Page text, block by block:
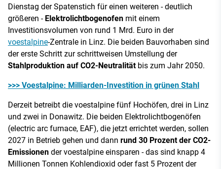
Dienstag der Spatenstich für einen weiteren - deutlich
größeren - Elektrolichtbogenofen mit einem
Investitionsvolumen von rund 1 Mrd. Euro in der
voestalpine-Zentrale in Linz. Die beiden Bauvorhaben sind
der erste Schritt zur schrittweisen Umstellung der
Stahlproduktion auf CO2-Neutralitätbis zum Jahr 2050.
>>> Voestalpine: Milliarden-Investition in grünen Stahl
Derzeit betreibt die voestalpine fünf Hochöfen, drei in Linz
und zwei in Donawitz. Die beiden Elektrolichtbogenöfen
(electric arc furnace, EAF), die jetzt errichtet werden, sollen
2027 in Betrieb gehen und dann rund 30 Prozent der CO2-
Emissionen der voestalpine einsparen - das sind knapp 4
Millionen Tonnen Kohlendioxid oder fast 5 Prozent der